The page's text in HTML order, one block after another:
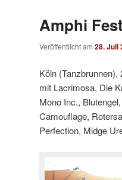
Amphi
Veröffentlicht am 28. Juli
Köln (Tanzbrunnen),
mit Lacrimosa, Die
Mono Inc.,
Camouflage,
Perfection, Midge